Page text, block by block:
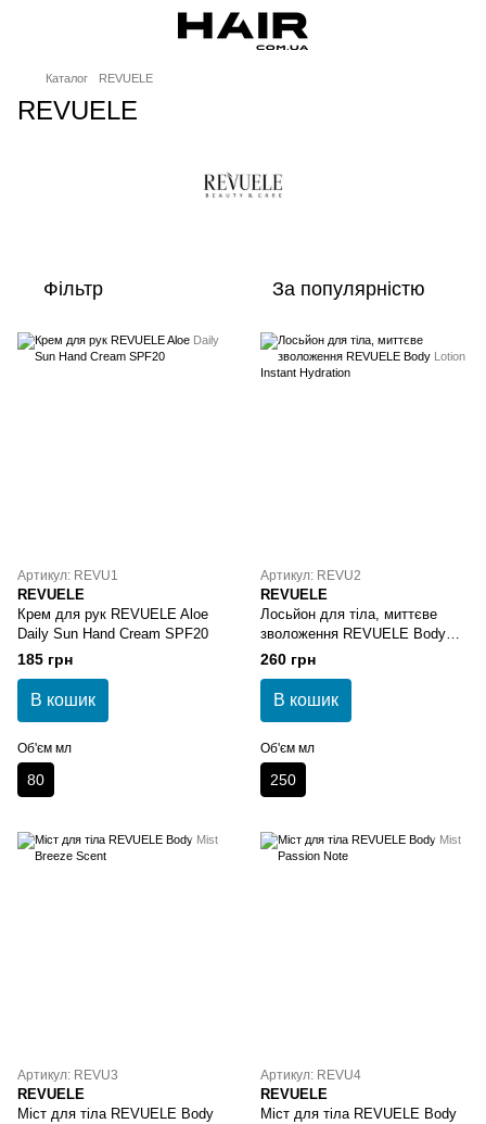
Каталог REVUELE
REVUELE
Фільтр За популярністю
Артикул: REVU1
REVUELE
Крем для рук REVUELE Aloe
Daily Sun Hand Cream SPF20
185 грн
В кошик
Об'єм мл
80
Артикул: REVU2
REVUELE
Лосьйон для тіла, миттєве
зволоження REVUELE Body
Lotion Instant Hydration
260 грн
В кошик
Об'єм мл
250
Артикул: REVU3
REVUELE
Міст для тіла REVUELE Body
Артикул: REVU4
REVUELE
Міст для тіла REVUELE Body